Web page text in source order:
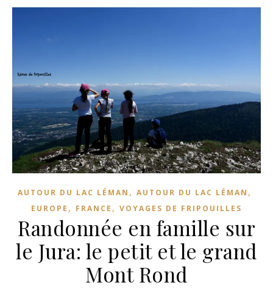
AUTOUR DU LAC LÉMAN , AUTOUR DU LAC LÉMAN ,
EUROPE , FRANCE , VOYAGES DE FRIPOUILLES
Randonnée en famille sur
le Jura: le petit et le grand
Mont Rond